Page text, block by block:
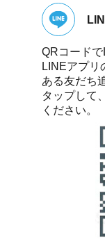
QRコード
LINEアプリ
ある友だち
タップして
ください。